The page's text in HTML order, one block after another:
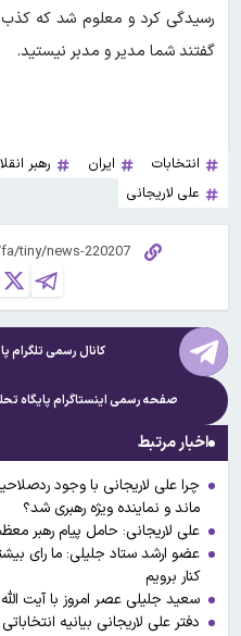
رسیدگی کرد و معلوم‌ شد که کذب
گفتند شما مدیر و مدبر نیستید.
انتخابات ایران رهبر
علی لاریجانی
کانال رسمی تلگرام
صفحه رسمی اینستاگرام پایگاه
اخبار مرتبط
چرا علی لاریجانی با وجود
ماند و نماینده ویژه رهبری شد؟
علی لاریجانی: حامل پیام رهبر
عضو ارشد ستاد جلیلی: ما رای
کنار برویم
سعید جلیلی عصر امروز با آیت
دفتر على لاریجانى بیانیه